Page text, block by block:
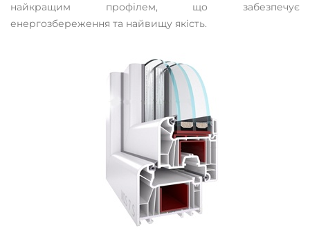
найкращим профілем, що забезпечує
енергозбереження та найвищу якість.